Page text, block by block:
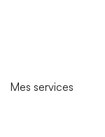
Mes services